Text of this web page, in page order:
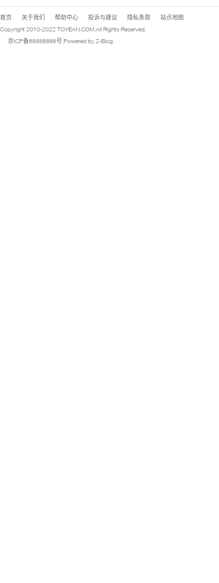
首页 关于我们 帮助中心 投诉与建议 隐私条款
站点地图
Copyright 2010-2022 TOYEAN.COM.All Rights Reserved.
京ICP备88888888号 Powered by Z-Blog.